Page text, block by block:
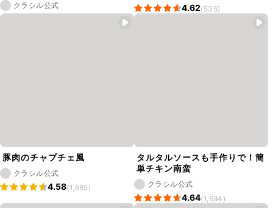
クラシル公式 4.62(535)
豚肉のチャプチェ風
クラシル公式
4.58(1,685)
タルタルソースも手作りで！簡
単チキン南蛮
クラシル公式
4.64(1,694)